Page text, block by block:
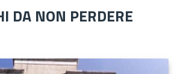
DA NON PERDERE